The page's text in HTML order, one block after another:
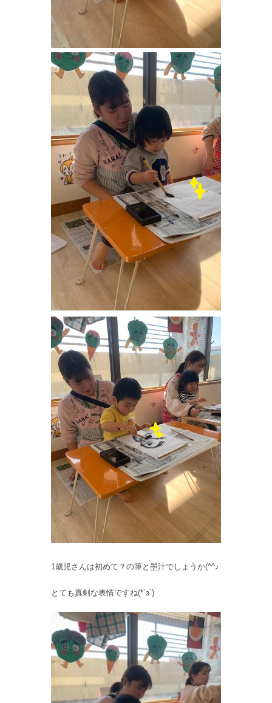
1歳児さんは初めて？の筆と墨汁でしょうか(^^♪
とても真剣な表情ですね(*´з`)